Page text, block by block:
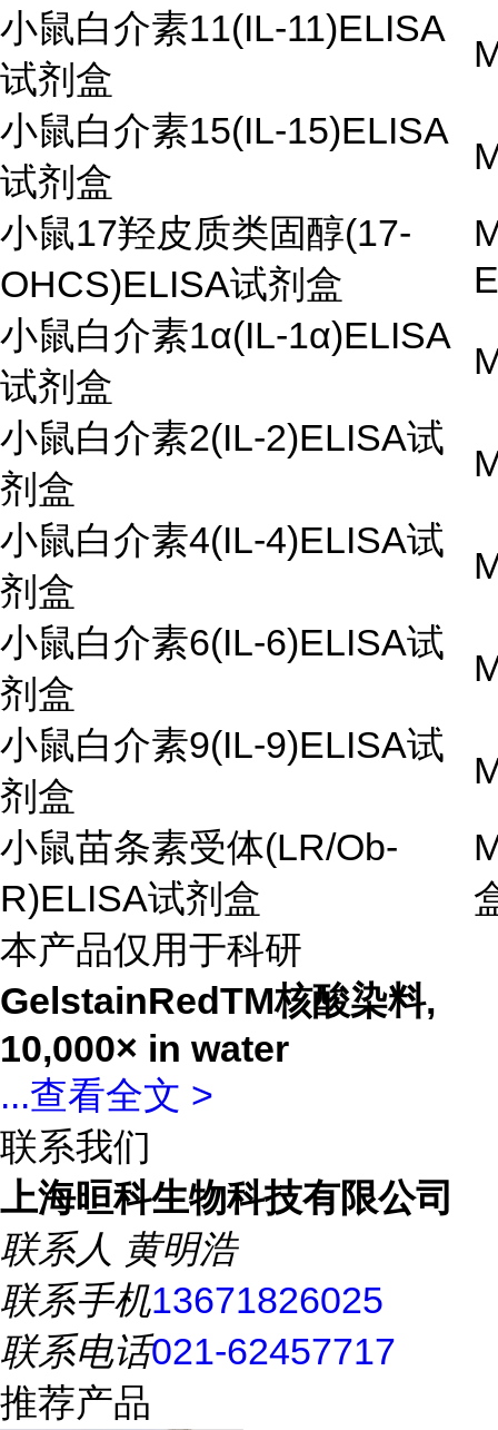
小鼠白介素11(IL-11)ELISA
试剂盒
小鼠白介素15(IL-15)ELISA
试剂盒
小鼠17羟皮质类固醇(17-
OHCS)ELISA试剂盒
小鼠白介素1α(IL-1α)ELISA
试剂盒
小鼠白介素2(IL-2)ELISA试
剂盒
小鼠白介素4(IL-4)ELISA试
剂盒
小鼠白介素6(IL-6)ELISA试
剂盒
小鼠白介素9(IL-9)ELISA试
剂盒
小鼠苗条素受体(LR/Ob-
R)ELISA试剂盒
本产品仅用于科研
GelstainRedTM核酸染料,
10,000× in water
...查看全文 >
联系我们
上海晅科生物科技有限公司
联系人 黄明浩
联系手机13671826025
联系电话021-62457717
推荐产品